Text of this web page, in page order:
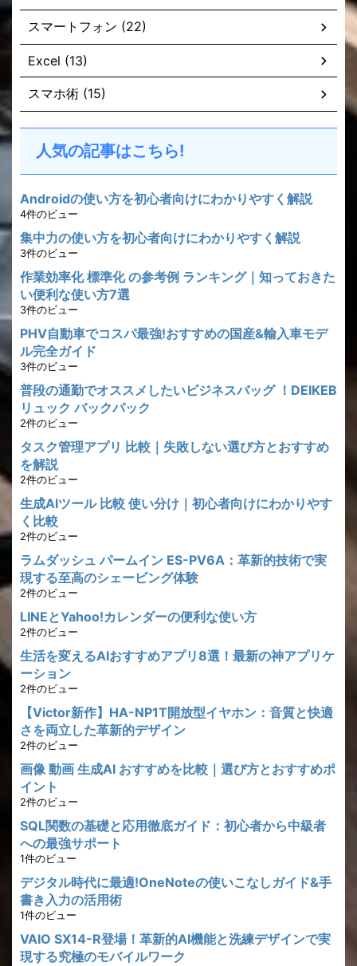
スマートフォン (22)
Excel (13)
スマホ術 (15)
人気の記事はこちら!
Androidの使い方を初心者向けにわかりやすく解説
4件のビュー
集中力の使い方を初心者向けにわかりやすく解説
3件のビュー
作業効率化 標準化 の参考例 ランキング｜知っておきた
い便利な使い方7選
3件のビュー
PHV自動車でコスパ最強!おすすめの国産&輸入車モデ
ル完全ガイド
3件のビュー
普段の通勤でオススメしたいビジネスバッグ ！DEIKEB
リュック バックパック
2件のビュー
タスク管理アプリ 比較｜失敗しない選び方とおすすめ
を解説
2件のビュー
生成AIツール 比較 使い分け｜初心者向けにわかりやす
く比較
2件のビュー
ラムダッシュ パームイン ES-PV6A：革新的技術で実
現する至高のシェービング体験
2件のビュー
LINEとYahoo!カレンダーの便利な使い方
2件のビュー
生活を変えるAIおすすめアプリ8選！最新の神アプリケ
ーション
2件のビュー
【Victor新作】HA-NP1T開放型イヤホン：音質と快適
さを両立した革新的デザイン
2件のビュー
画像 動画 生成AI おすすめを比較｜選び方とおすすめポ
イント
2件のビュー
SQL関数の基礎と応用徹底ガイド：初心者から中級者
への最強サポート
1件のビュー
デジタル時代に最適!OneNoteの使いこなしガイド&手
書き入力の活用術
1件のビュー
VAIO SX14-R登場！革新的AI機能と洗練デザインで実
現する究極のモバイルワーク